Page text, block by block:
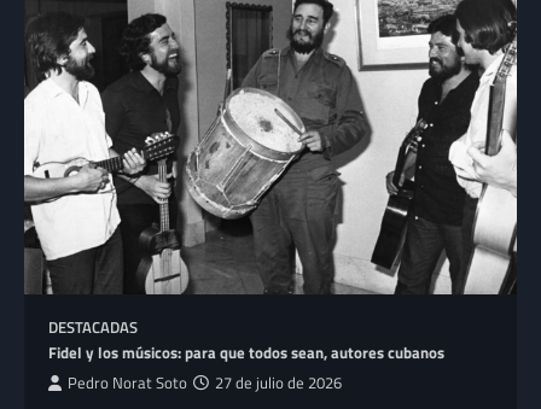
DESTACADAS
Fidel y los músicos: para que todos sean, autores cubanos
Pedro Norat Soto 27 de julio de 2026